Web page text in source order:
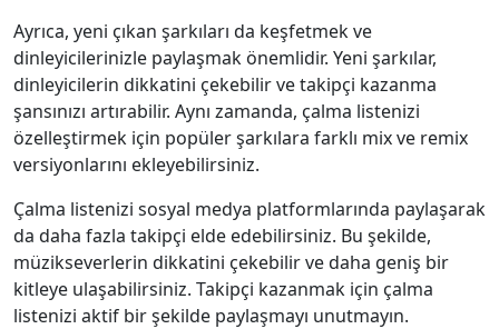
Ayrıca, yeni çıkan şarkıları da keşfetmek ve
dinleyicilerinizle paylaşmak önemlidir. Yeni şarkılar,
dinleyicilerin dikkatini çekebilir ve takipçi kazanma
şansınızı artırabilir. Aynı zamanda, çalma listenizi
özelleştirmek için popüler şarkılara farklı mix ve remix
versiyonlarını ekleyebilirsiniz.
Çalma listenizi sosyal medya platformlarında paylaşarak
da daha fazla takipçi elde edebilirsiniz. Bu şekilde,
müzikseverlerin dikkatini çekebilir ve daha geniş bir
kitleye ulaşabilirsiniz. Takipçi kazanmak için çalma
listenizi aktif bir şekilde paylaşmayı unutmayın.